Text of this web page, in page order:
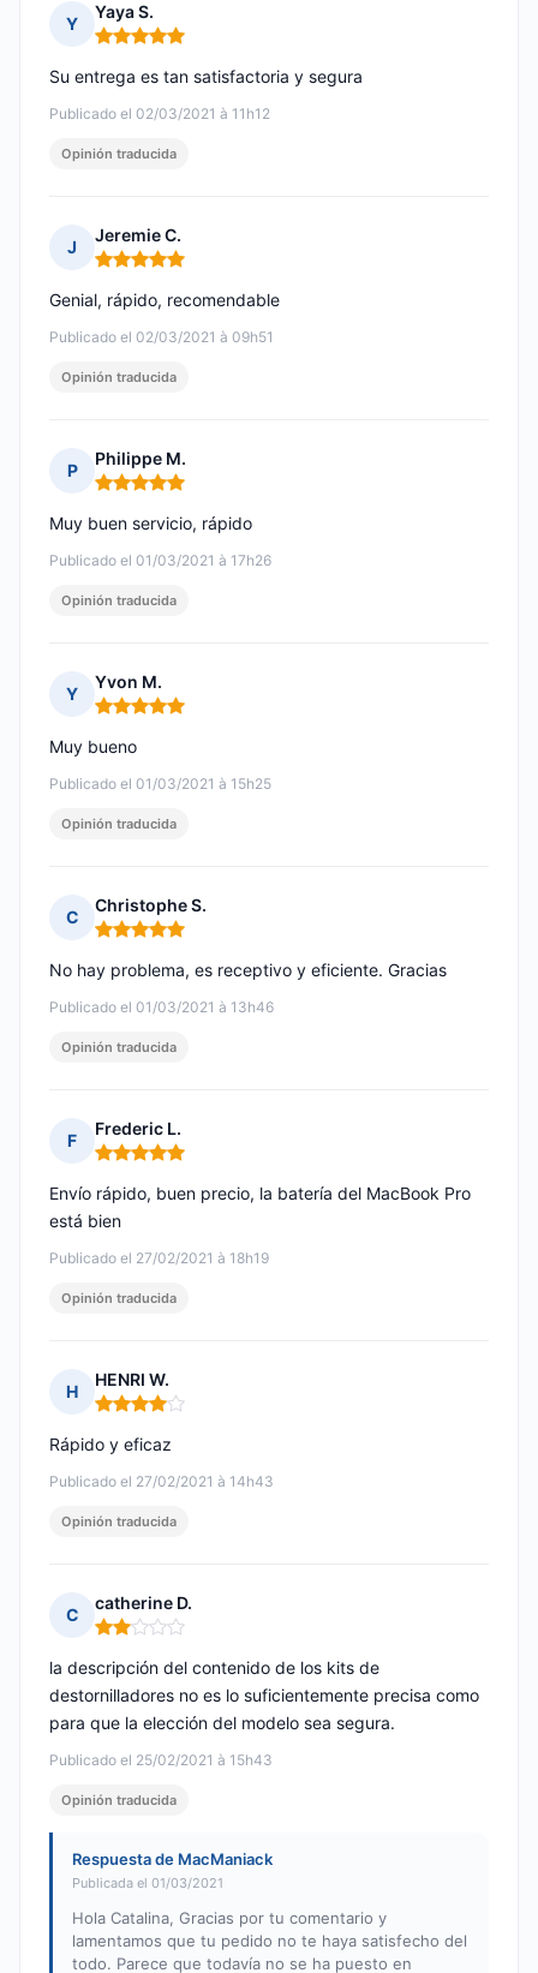
Y
Yaya S.
Nota: 5 de 5
Publicado el 02/03/2021 à 11h12
Su entrega es tan satisfactoria y segura
Opinión traducida
J
Jeremie C.
Nota: 5 de 5
Publicado el 02/03/2021 à 09h51
Genial, rápido, recomendable
Opinión traducida
P
Philippe M.
Nota: 5 de 5
Publicado el 01/03/2021 à 17h26
Muy buen servicio, rápido
Opinión traducida
Y
Yvon M.
Nota: 5 de 5
Publicado el 01/03/2021 à 15h25
Muy bueno
Opinión traducida
C
Christophe S.
Nota: 5 de 5
Publicado el 01/03/2021 à 13h46
No hay problema, es receptivo y eficiente. Gracias
Opinión traducida
F
Frederic L.
Nota: 5 de 5
Publicado el 27/02/2021 à 18h19
Envío rápido, buen precio, la batería del MacBook Pro
está bien
Opinión traducida
H
HENRI W.
Nota: 4 de 5
Publicado el 27/02/2021 à 14h43
Rápido y eficaz
Opinión traducida
C
catherine D.
Nota: 2 de 5
Publicado el 25/02/2021 à 15h43
la descripción del contenido de los kits de
destornilladores no es lo suficientemente precisa como
para que la elección del modelo sea segura.
Opinión traducida
Respuesta de MacManiack
Publicada el 01/03/2021
Hola Catalina, Gracias por tu comentario y
lamentamos que tu pedido no te haya satisfecho del
todo. Parece que todavía no se ha puesto en